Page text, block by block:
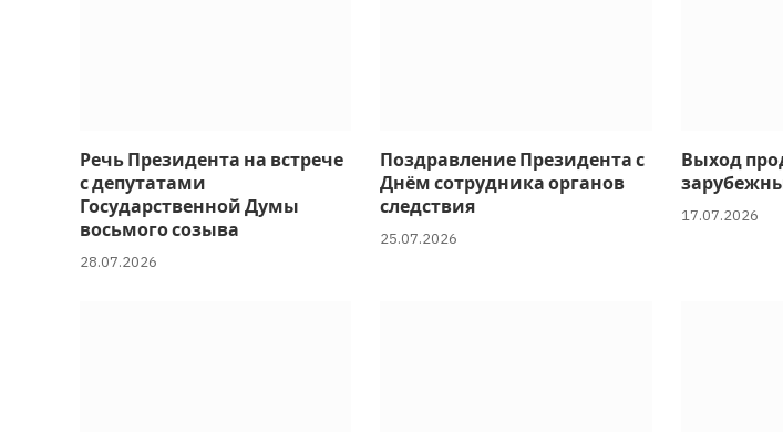
Речь Президента на встрече
с депутатами
Государственной Думы
восьмого созыва
28.07.2026
Поздравление Президента с
Днём сотрудника органов
следствия
25.07.2026
Выход
17.07.2026